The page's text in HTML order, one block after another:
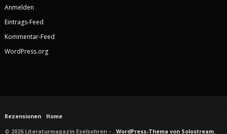
Anmelden
Eintrags-Feed
Kommentar-Feed
WordPress.org
Rezensionen Home
© 2026 Literaturmagazin Eselsohren – . WordPress-Thema von Solostream.